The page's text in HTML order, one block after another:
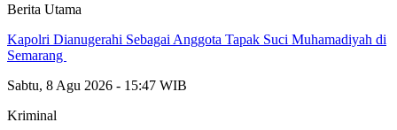
Berita Utama
Kapolri Dianugerahi Sebagai Anggota Tapak Suci Muhamadiyah di
Semarang
Sabtu, 8 Agu 2026 - 15:47 WIB
Kriminal